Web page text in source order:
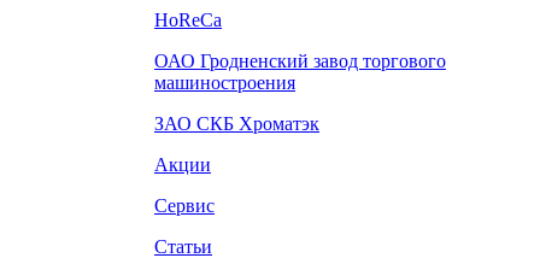
HoReCa
ОАО Гродненский завод торгового
машиностроения
ЗАО СКБ Хроматэк
Акции
Сервис
Статьи